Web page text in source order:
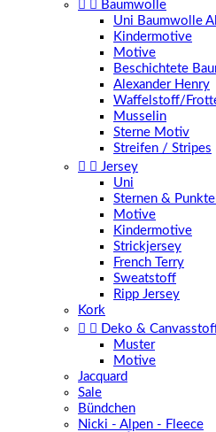
  Baumwolle
Uni Baumwolle
Kindermotive
Motive
Beschichtete
Alexander Henry
Waffelstoff/
Musselin
Sterne Motiv
Streifen / Stripes
  Jersey
Uni
Sternen &
Motive
Kindermotive
Strickjersey
French Terry
Sweatstoff
Ripp Jersey
Kork
  Deko &
Muster
Motive
Jacquard
Sale
Bündchen
Nicki - Alpen - Fleece